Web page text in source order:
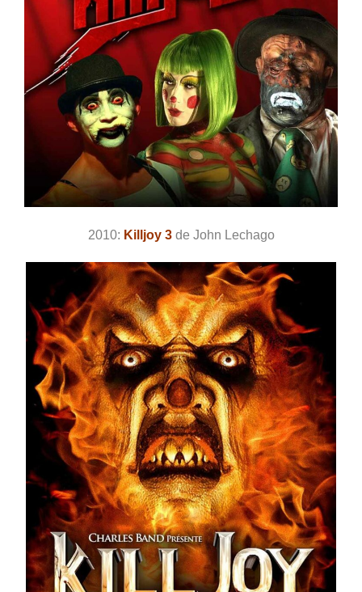
2010: Killjoy 3de John Lechago